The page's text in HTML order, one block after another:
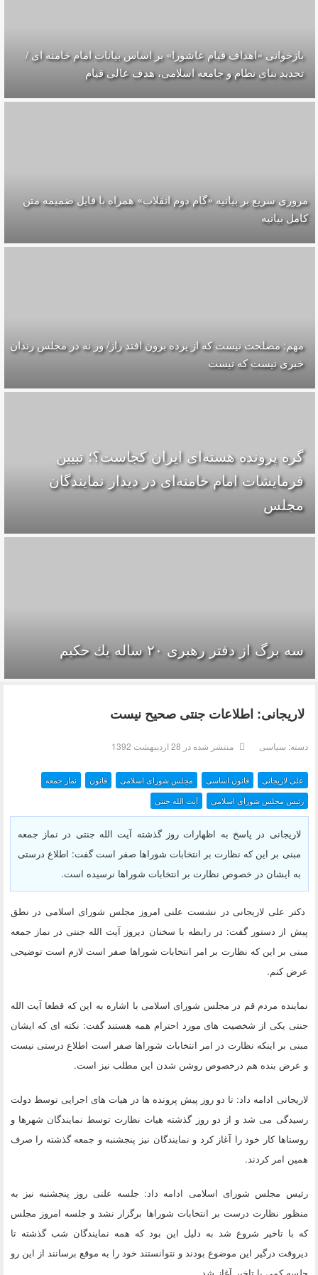
بازخوانی «اهداف قیام عاشورا» بر اساس بیانات امام خامنه ای /
تجدید بنای نظام و جامعه اسلامی، هدف عالی قیام
مروری سریع بر بیانیه «گام دوم انقلاب» همراه با فایل ضمیمه متن
کامل بیانیه
مهم: مصلحت نیست که از پرده برون افتد راز/ ور نه در مجلس رندان
خبری نیست که نیست
گره پرونده‌ هسته‌ای ایران کجاست؟؛ تبیین
فرمایشات امام خامنه‌ای در دیدار نمایندگان
مجلس
سه برگ از دفتر رهبرى ۲۰ ساله يك حكيم
لاریجانی: اطلاعات جنتی صحیح نیست
دسته: سیاسی منتشر شده در 28 ارديبهشت 1392
علی لاریجانی قانون اساسی مجلس شورای اسلامی قانون
نماز جمعه
آیت الله جنتی
رئیس مجلس شورای اسلامی
لاریجانی در پاسخ به اظهارات روز گذشته آیت الله جنتی در نماز جمعه
مبنی بر این که نظارت بر انتخابات شوراها صفر است گفت: اطلاع درستی
به ایشان در خصوص نظارت بر انتخابات شوراها نرسیده است.
دکتر علی لاریجانی در نشست علنی امروز مجلس شورای اسلامی در نطق
پیش از دستور گفت: در رابطه با سخنان دیروز آیت الله جنتی در نماز جمعه
مبنی بر این که نظارت بر امر انتخابات شوراها صفر است لازم است توضیحی
عرض کنم.
نماینده مردم قم در مجلس شورای اسلامی با اشاره به این که قطعا آیت الله
جنتی یکی از شخصیت های مورد احترام همه هستند گفت: نکته ای که ایشان
مبنی بر اینکه نظارت در امر انتخابات شوراها صفر است اطلاع درستی نیست
و عرض بنده هم درخصوص روشن شدن این مطلب نیز است.
لاریجانی ادامه داد: تا دو روز پیش پرونده ها در هیات های اجرایی توسط دولت
رسیدگی می شد و از دو روز گذشته هیات نظارت توسط نمایندگان شهرها و
روستاها کار خود را آغاز کرد و نمایندگان نیز پنجشنبه و جمعه گذشته را صرف
همین امر کردند.
رئیس مجلس شورای اسلامی ادامه داد: جلسه علنی روز پنجشنبه نیز به
منظور نظارت درست بر انتخابات شوراها برگزار نشد و جلسه امروز مجلس
که با تاخیر شروع شد به دلیل این بود که همه نمایندگان شب گذشته تا
دیروقت درگیر این موضوع بودند و نتوانستند خود را به موقع برسانند از این رو